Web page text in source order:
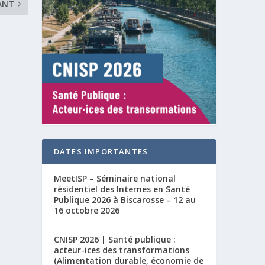
DATES IMPORTANTES
MeetISP – Séminaire national
résidentiel des Internes en Santé
Publique 2026 à Biscarosse – 12 au
16 octobre 2026
CNISP 2026 | Santé publique :
acteur-ices des transformations
(Alimentation durable, économie de